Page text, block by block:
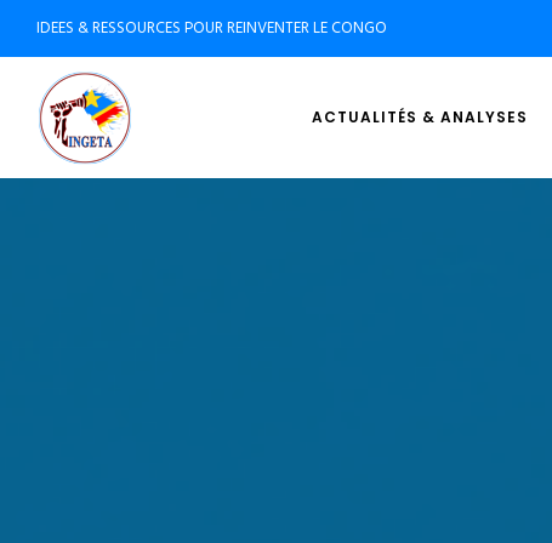
IDEES & RESSOURCES POUR REINVENTER LE CONGO
ACTUALITÉS & ANALYSES